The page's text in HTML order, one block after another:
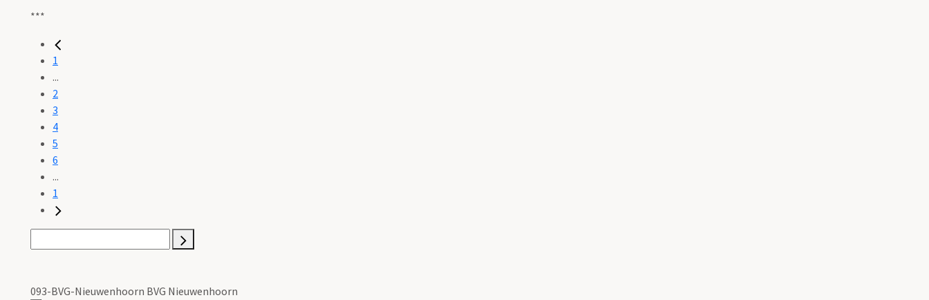
***
1
...
2
3
4
5
6
...
1
093-BVG-Nieuwenhoorn BVG Nieuwenhoorn